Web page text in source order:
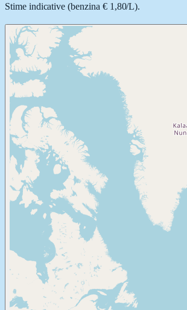
Stime indicative (benzina € 1,80/L).